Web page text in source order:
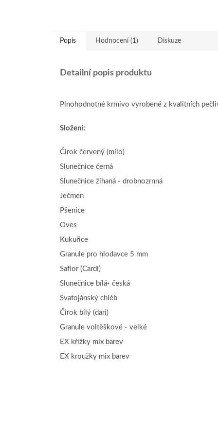
Popis Hodnocení (1) Diskuze
Detailní popis produktu
Plnohodnotné krmivo vyrobené z kvalitních
Složení:
Čirok červený (milo)
Slunečnice černá
Slunečnice žíhaná - drobnozrnná
Ječmen
Pšenice
Oves
Kukuřice
Granule pro hlodavce 5 mm
Saflor (Cardi)
Slunečnice bílá- česká
Svatojánský chléb
Čirok bílý (dari)
Granule voltěškové - velké
EX křížky mix barev
EX kroužky mix barev